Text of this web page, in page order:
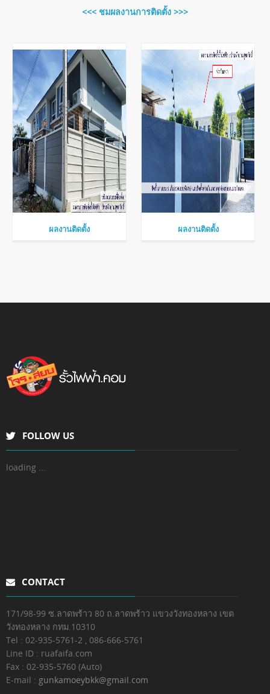
<<< ชมผลงานการติดตั้ง >>>
ผลงานติดตั้ง ผลงานติดตั้ง
FOLLOW US
loading ...
CONTACT
171/98-99 ซ.ลาดพร้าว 80 ถ.ลาดพร้าว แขวงวังทองหลาง เขต
วังทองหลาง กทม.10310
Tel : 02-935-5761-2 , 086-666-5761
Line ID : ruafaifa.com
Fax : 02-935-5760 (Auto)
E-mail : gunkamoeybkk@gmail.com